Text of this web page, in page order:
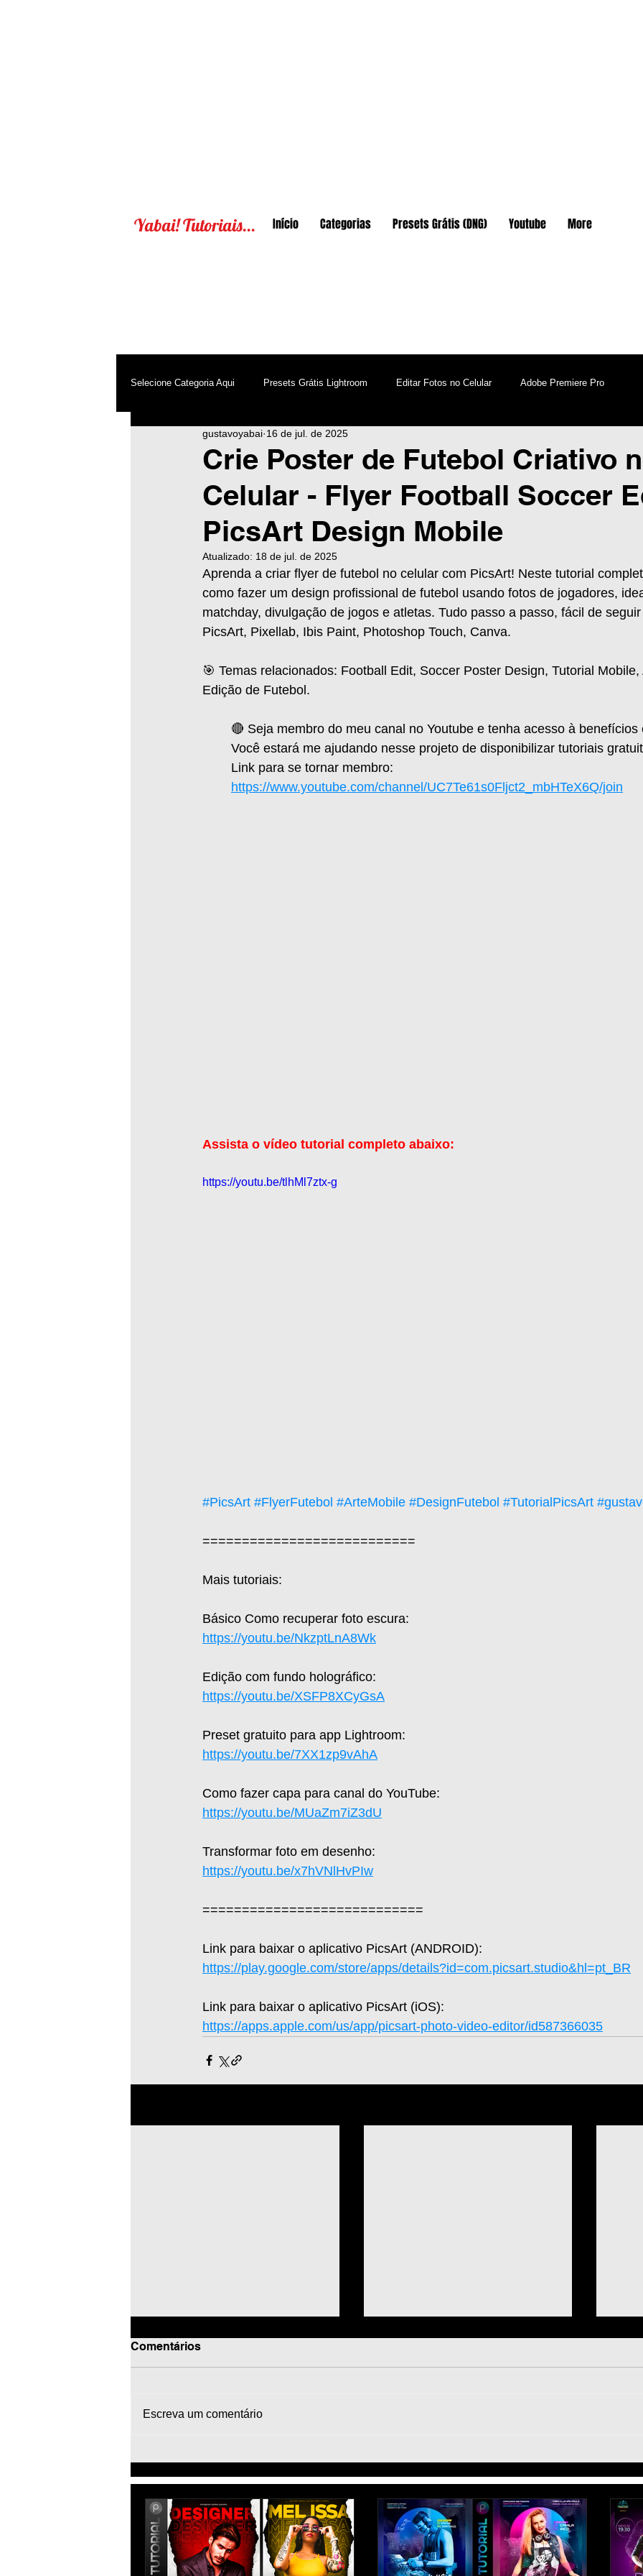
Yabai! Tutoriais... Início Categorias Presets Grátis (DNG) Youtube More
Selecione Categoria Aqui Presets Grátis Lightroom Editar Fotos no Celular Adobe Premiere Pro
After Effects Android Destaques PicsArt
Photoshop Top PicsArt WhatsApp Windows Edição de Vídeos no Celular
Inteligência Artificial
Crie Poster de Futebol Criativo
Celular - Flyer Football Soccer
PicsArt Design Mobile
gustavoyabai 16 de jul. de 2025
Atualizado: 18 de jul. de 2025
Aprenda a criar flyer de futebol no celular com PicsArt! Neste tutorial
como fazer um design profissional de futebol usando fotos de jogadores,
matchday, divulgação de jogos e atletas. Tudo passo a passo, fácil de
PicsArt, Pixellab, Ibis Paint, Photoshop Touch, Canva.
🎯 Temas relacionados: Football Edit, Soccer Poster Design, Tutorial Mobile,
Edição de Futebol.
🔴 Seja membro do meu canal no Youtube e tenha acesso à benefícios
Você estará me ajudando nesse projeto de disponibilizar tutoriais
Link para se tornar membro:
https://www.youtube.com/channel/UC7Te61s0Fljct2_mbHTeX6Q/join
Assista o vídeo tutorial completo abaixo:
https://youtu.be/tlhMl7ztx-g
#PicsArt #FlyerFutebol #ArteMobile #DesignFutebol #TutorialPicsArt
===========================
Mais tutoriais:
Básico Como recuperar foto escura:
https://youtu.be/NkzptLnA8Wk
Edição com fundo holográfico:
https://youtu.be/XSFP8XCyGsA
Preset gratuito para app Lightroom:
https://youtu.be/7XX1zp9vAhA
Como fazer capa para canal do YouTube:
https://youtu.be/MUaZm7iZ3dU
Transformar foto em desenho:
https://youtu.be/x7hVNlHvPIw
============================
Link para baixar o aplicativo PicsArt (ANDROID):
https://play.google.com/store/apps/details?id=com.picsart.studio&hl=pt_BR
Link para baixar o aplicativo PicsArt (iOS):
https://apps.apple.com/us/app/picsart-photo-video-editor/id587366035
1633 - Como Fazer Edit de
Futebol pelo Celular
[PicsArt Tutorial] | Football
Soccer Poster Editing
Mobile
1632 - Como Fazer Flyer de
Futebol no Celular [PicsArt
Tutorial] Profissional |
Campeão Mundial Clubes
Comentários
Escreva um comentário